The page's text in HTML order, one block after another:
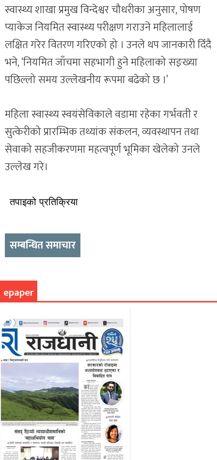
स्वास्थ्य शाखा प्रमुख विन्देश्वर चौधरीका अनुसार, पोषण
प्याकेज नियमित स्वास्थ्य परीक्षण गराउने महिलालाई
लक्षित गरेर वितरण गरिएको हो । उनले थप जानकारी दिँदै
भने, ‘नियमित जाँचमा सहभागी हुने महिलाको सङ्ख्या
पछिल्लो समय उल्लेखनीय रूपमा बढेको छ ।’
महिला स्वास्थ्य स्वयंसेविकाले वडामा रहेका गर्भवती र
सुत्केरीको प्रारम्भिक तथ्यांक संकलन, व्यवस्थापन तथा
सेवाको सहजीकरणमा महत्वपूर्ण भूमिका खेलेको उनले
उल्लेख गरे।
तपाइको प्रतिक्रिया
सम्बन्धित समाचार
epaper